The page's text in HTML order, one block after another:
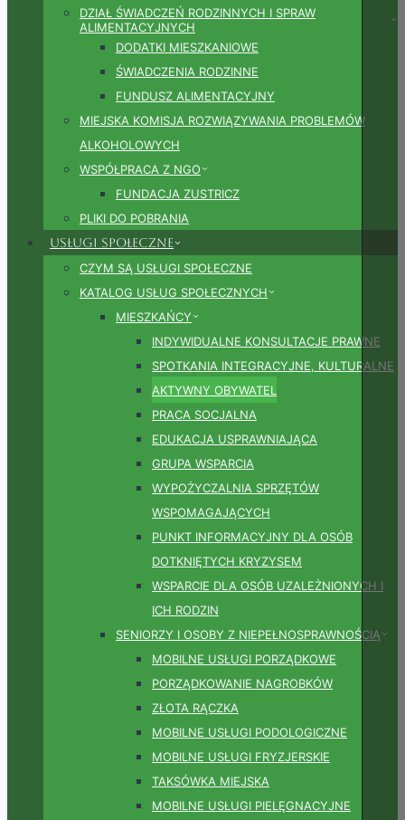
DZIAŁ ŚWIADCZEŃ RODZINNYCH I SPRAW
ALIMENTACYJNYCH
DODATKI MIESZKANIOWE
ŚWIADCZENIA RODZINNE
FUNDUSZ ALIMENTACYJNY
MIEJSKA KOMISJA ROZWIĄZYWANIA PROBLEMÓW
ALKOHOLOWYCH
WSPÓŁPRACA Z NGO
FUNDACJA ZUSTRICZ
PLIKI DO POBRANIA
Usługi społeczne
CZYM SĄ USŁUGI SPOŁECZNE
KATALOG USŁUG SPOŁECZNYCH
MIESZKAŃCY
INDYWIDUALNE KONSULTACJE PRAWNE
SPOTKANIA INTEGRACYJNE, KULTURALNE
AKTYWNY OBYWATEL
PRACA SOCJALNA
EDUKACJA USPRAWNIAJĄCA
GRUPA WSPARCIA
WYPOŻYCZALNIA SPRZĘTÓW
WSPOMAGAJĄCYCH
PUNKT INFORMACYJNY DLA OSÓB
DOTKNIĘTYCH KRYZYSEM
WSPARCIE DLA OSÓB UZALEŻNIONYCH I
ICH RODZIN
SENIORZY I OSOBY Z NIEPEŁNOSPRAWNOŚCIĄ
MOBILNE USŁUGI PORZĄDKOWE
PORZĄDKOWANIE NAGROBKÓW
ZŁOTA RĄCZKA
MOBILNE USŁUGI PODOLOGICZNE
MOBILNE USŁUGI FRYZJERSKIE
TAKSÓWKA MIEJSKA
MOBILNE USŁUGI PIELĘGNACYJNE